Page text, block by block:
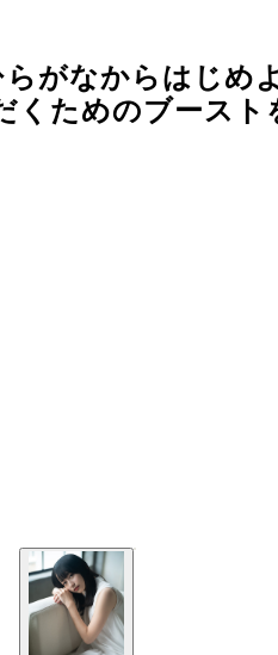
がなからはじめ
ためのブースト